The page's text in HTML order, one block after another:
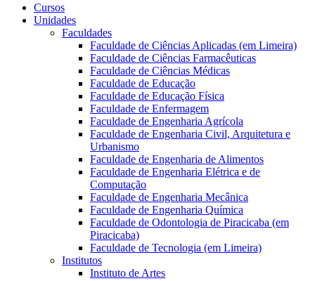
Cursos
Unidades
Faculdades
Faculdade de Ciências Aplicadas (em Limeira)
Faculdade de Ciências Farmacêuticas
Faculdade de Ciências Médicas
Faculdade de Educação
Faculdade de Educação Física
Faculdade de Enfermagem
Faculdade de Engenharia Agrícola
Faculdade de Engenharia Civil, Arquitetura e
Urbanismo
Faculdade de Engenharia de Alimentos
Faculdade de Engenharia Elétrica e de
Computação
Faculdade de Engenharia Mecânica
Faculdade de Engenharia Química
Faculdade de Odontologia de Piracicaba (em
Piracicaba)
Faculdade de Tecnologia (em Limeira)
Institutos
Instituto de Artes